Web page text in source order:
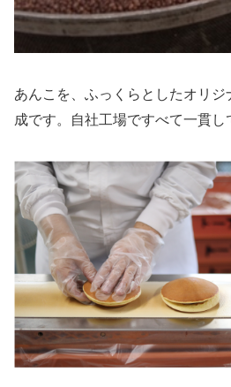
あんこを、ふっくらとしたオリ
成です。自社工場ですべて一貫し